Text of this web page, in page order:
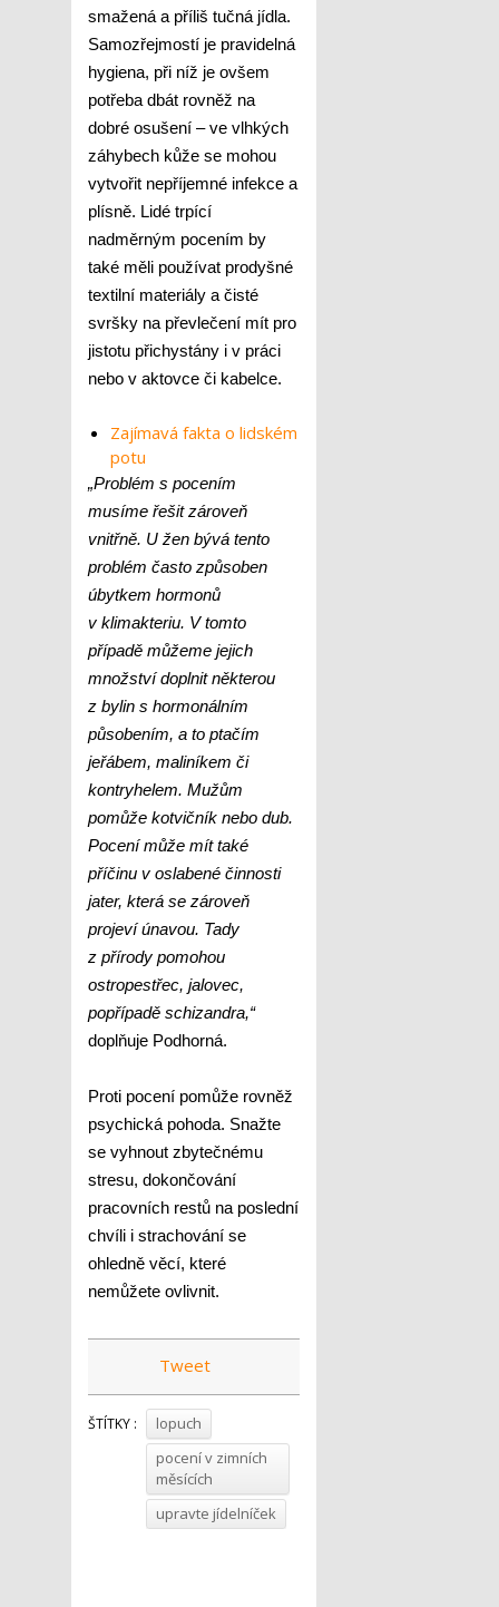
smažená a příliš tučná jídla.
Samozřejmostí je pravidelná
hygiena, při níž je ovšem
potřeba dbát rovněž na
dobré osušení – ve vlhkých
záhybech kůže se mohou
vytvořit nepříjemné infekce a
plísně. Lidé trpící
nadměrným pocením by
také měli používat prodyšné
textilní materiály a čisté
svršky na převlečení mít pro
jistotu přichystány i v práci
nebo v aktovce či kabelce.
Zajímavá fakta o lidském
potu
„Problém s pocením
musíme řešit zároveň
vnitřně. U žen bývá tento
problém často způsoben
úbytkem hormonů
v klimakteriu. V tomto
případě můžeme jejich
množství doplnit některou
z bylin s hormonálním
působením, a to ptačím
jeřábem, maliníkem či
kontryhelem. Mužům
pomůže kotvičník nebo dub.
Pocení může mít také
příčinu v oslabené činnosti
jater, která se zároveň
projeví únavou. Tady
z přírody pomohou
ostropestřec, jalovec,
popřípadě schizandra,“
doplňuje Podhorná.
Proti pocení pomůže rovněž
psychická pohoda. Snažte
se vyhnout zbytečnému
stresu, dokončování
pracovních restů na poslední
chvíli i strachování se
ohledně věcí, které
nemůžete ovlivnit.
Tweet
ŠTÍTKY :
lopuch
pocení v zimních
měsících
upravte jídelníček